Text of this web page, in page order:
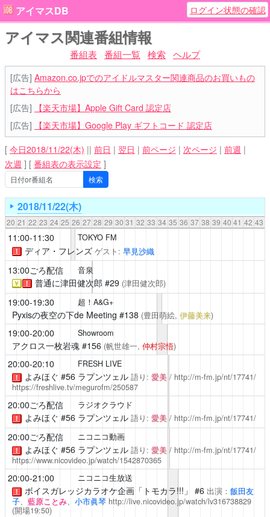
アイマスDB ログイン状態の確認
アイマス関連番組情報
番組表 番組一覧 検索 ヘルプ
[広告] Amazon.co.jpでのアイドルマスター関連商品のお買いもの
はこちらから
[広告]
【楽天市場】Apple Gift Card 認定店
[広告]
【楽天市場】Google Play ギフトコード 認定店
[ 今日2018/11/22(木) || 前日 | 翌日 | 前ページ | 次ページ | 前週 |
次週 ] [ 番組表の表示設定 ]
2018/11/22(木)
20 21 22 23 24 25 26 27 28 29 30 31 32 33 34 35 36 37 38 39 40 41 42 43
11:00-11:30 TOKYO FM
！ ディア・フレンズ ゲスト: 早見沙織
13:00ごろ配信 音泉
￥ ！ 普通に津田健次郎 #29 (津田健次郎)
19:00-19:30 超！A&G+
Pyxisの夜空の下de Meeting #138 (豊田萌絵, 伊藤美来)
19:00-20:00 Showroom
アクロス一枚岩魂#156 (帆世雄一, 仲村宗悟)
20:00-20:10 FRESH LIVE
！ よみほぐ #56 ラプンツェル 語り: 愛美/ http://m-fm.jp/nt/17741/
https://freshlive.tv/megurofm/250587
20:00ごろ配信 ラジオクラウド
！ よみほぐ #56 ラプンツェル 語り: 愛美/ http://m-fm.jp/nt/17741/
20:00ごろ配信 ニコニコ動画
！ よみほぐ #56 ラプンツェル 語り: 愛美/ http://m-fm.jp/nt/17741/
https://www.nicovideo.jp/watch/1542870365
20:00-21:00 ニコニコ生放送
！ ボイスガレッジカラオケ企画「トモカラ!!!」 #6 出演： 飯田友
子、 藍原ことみ、 小市眞琴 http://live.nicovideo.jp/watch/lv316738829
(開場19:50)